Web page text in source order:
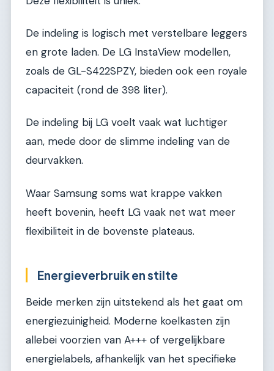
De indeling is logisch met verstelbare leggers
en grote laden. De LG InstaView modellen,
zoals de GL-S422SPZY, bieden ook een royale
capaciteit (rond de 398 liter).
De indeling bij LG voelt vaak wat luchtiger
aan, mede door de slimme indeling van de
deurvakken.
Waar Samsung soms wat krappe vakken
heeft bovenin, heeft LG vaak net wat meer
flexibiliteit in de bovenste plateaus.
Energieverbruik en stilte
Beide merken zijn uitstekend als het gaat om
energiezuinigheid. Moderne koelkasten zijn
allebei voorzien van A+++ of vergelijkbare
energielabels, afhankelijk van het specifieke